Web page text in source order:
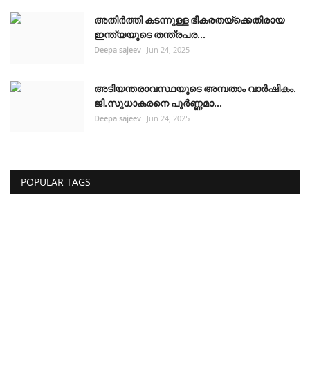
അതിർത്തി കടന്നുള്ള ഭീകരതയ്ക്കെതിരായ
ഇന്ത്യയുടെ തന്ത്രപര...
Deepa sajeev Jun 24, 2025
അടിയന്തരാവസ്ഥയുടെ അമ്പതാം വാർഷികം.
ജി.സുധാകരനെ പൂർണ്ണമാ...
Deepa sajeev Jun 24, 2025
POPULAR TAGS